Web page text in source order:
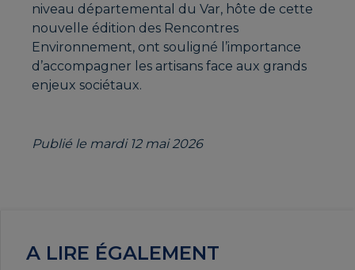
niveau départemental du Var, hôte de cette
nouvelle édition des Rencontres
Environnement, ont souligné l’importance
d’accompagner les artisans face aux grands
enjeux sociétaux.
Publié le mardi 12 mai 2026
A LIRE ÉGALEMENT